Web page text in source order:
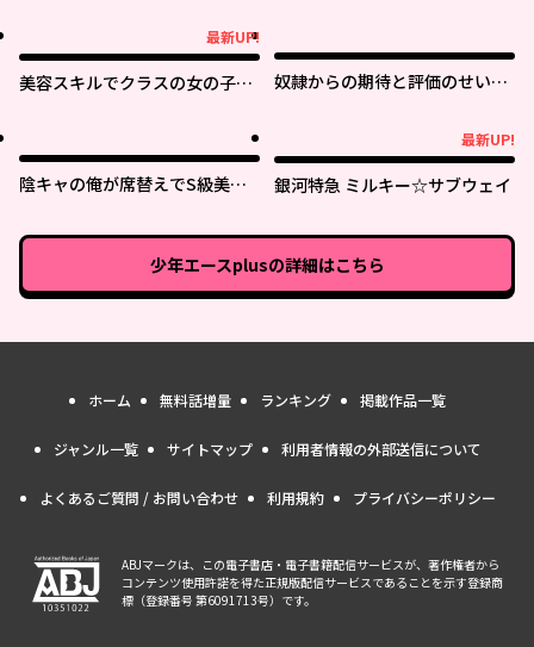
最新UP!
美容スキルでクラスの女の子を
奴隷からの期待と評価のせいで
陰キャの俺が席替えでS級美少
まった。
最新UP!
銀河特急 ミルキー☆サブウェイ
少年エースplusの詳細はこちら
ホーム 無料話増量 ランキング 掲載作品一覧
ジャンル一覧 サイトマップ 利用者情報の外部送信について
よくあるご質問 / お問い合わせ 利用規約 プライバシーポリシー
ABJマークは、この電子書店・電子書籍配信サービスが、著作権者から
コンテンツ使用許諾を得た正規版配信サービスであることを示す登録商
標（登録番号 第6091713号）です。